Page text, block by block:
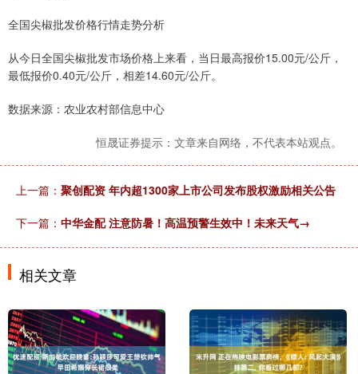
全国尖椒批发价格行情走势分析
从今日全国尖椒批发市场价格上来看，当日最高报价15.00元/公斤，
最低报价0.40元/公斤，相差14.60元/公斤。
数据来源：农业农村部信息中心
恒晟证券提示：文章来自网络，不代表本站观点。
上一篇： 聚创配资 年内超1300家上市公司发布股权激励相关公告
下一篇： 中华金配 注意防暑！高温预警生效中！未来天气→
相关文章